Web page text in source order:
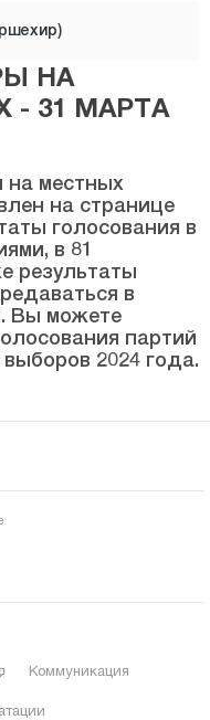
НА
31 МАРТА
на местных
на странице
голосования в
в 81
результаты
в
Вы можете
партий
2024 года.
Коммуникация